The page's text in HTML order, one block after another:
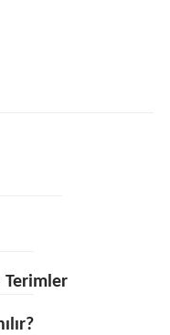
Terimler